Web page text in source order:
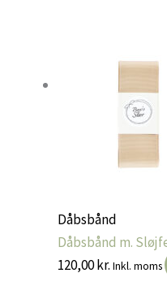
Dåbsbånd
Dåbsbånd m.
120,00kr. Inkl. moms